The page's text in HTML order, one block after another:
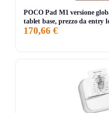
POCO Pad M1 versione
tablet base, prezzo da entry
170,66 €